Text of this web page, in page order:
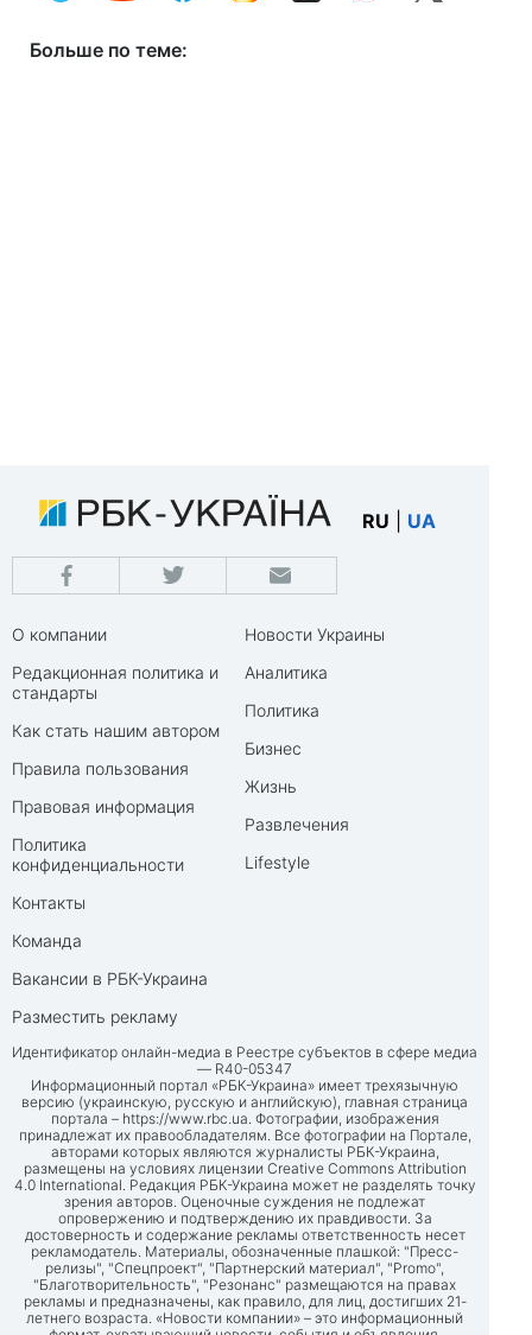
Больше по теме:
RU UA
О компании
Редакционная политика и
стандарты
Как стать нашим автором
Правила пользования
Правовая информация
Политика
конфиденциальности
Контакты
Команда
Вакансии в РБК-Украина
Разместить рекламу
Новости Украины
Аналитика
Политика
Бизнес
Жизнь
Развлечения
Lifestyle
Идентификатор онлайн-медиа в Реестре субъектов в сфере медиа
— R40-05347
Информационный портал «РБК-Украина» имеет трехязычную
версию (украинскую, русскую и английскую), главная страница
портала – https://www.rbc.ua. Фотографии, изображения
принадлежат их правообладателям. Все фотографии на Портале,
авторами которых являются журналисты РБК-Украина,
размещены на условиях лицензии Creative Commons Attribution
4.0 International. Редакция РБК-Украина может не разделять точку
зрения авторов. Оценочные суждения не подлежат
опровержению и подтверждению их правдивости. За
достоверность и содержание рекламы ответственность несет
рекламодатель. Материалы, обозначенные плашкой: "Пресс-
релизы", "Спецпроект", "Партнерский материал", "Promo",
"Благотворительность", "Резонанс" размещаются на правах
рекламы и предназначены, как правило, для лиц, достигших 21-
летнего возраста. «Новости компании» – это информационный